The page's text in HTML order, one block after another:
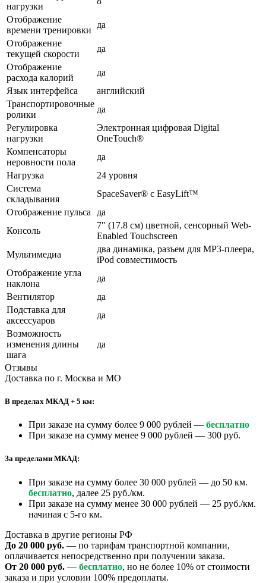
нагрузки
Отображение
времени тренировки
да
Отображение
текущей скорости
да
Отображение
расхода калорий
да
Язык интерфейса
английский
Транспортировочные
ролики
да
Регулировка
нагрузки
Электронная цифровая Digital
OneTouch®
Компенсаторы
неровности пола
да
Нагрузка
24 уровня
Система
складывания
SpaceSaver® с EasyLift™
Отображение пульса
да
Консоль
7" (17.8 см) цветной, сенсорный Web-
Enabled Touchscreen
Мультимедиа
два динамика, разъем для МР3-плеера,
iPod совместимость
Отображение угла
наклона
да
Вентилятор
да
Подставка для
аксессуаров
да
Возможность
изменения длины
шага
да
Отзывы
Доставка по г. Москва и МО
В пределах МКАД + 5 км:
При заказе на сумму более 9 000 рублей — бесплатно
При заказе на сумму менее 9 000 рублей — 300 руб.
За пределами МКАД:
При заказе на сумму более 30 000 рублей — до 50 км.
бесплатно, далее 25 руб./км.
При заказе на сумму менее 30 000 рублей — 25 руб./км.
начиная с 5-го км.
Доставка в другие регионы РФ
До 20 000 руб. — по тарифам транспортной компании,
оплачивается непосредственно при получении заказа.
От 20 000 руб. — бесплатно, но не более 10% от стоимости
заказа и при условии 100% предоплаты.